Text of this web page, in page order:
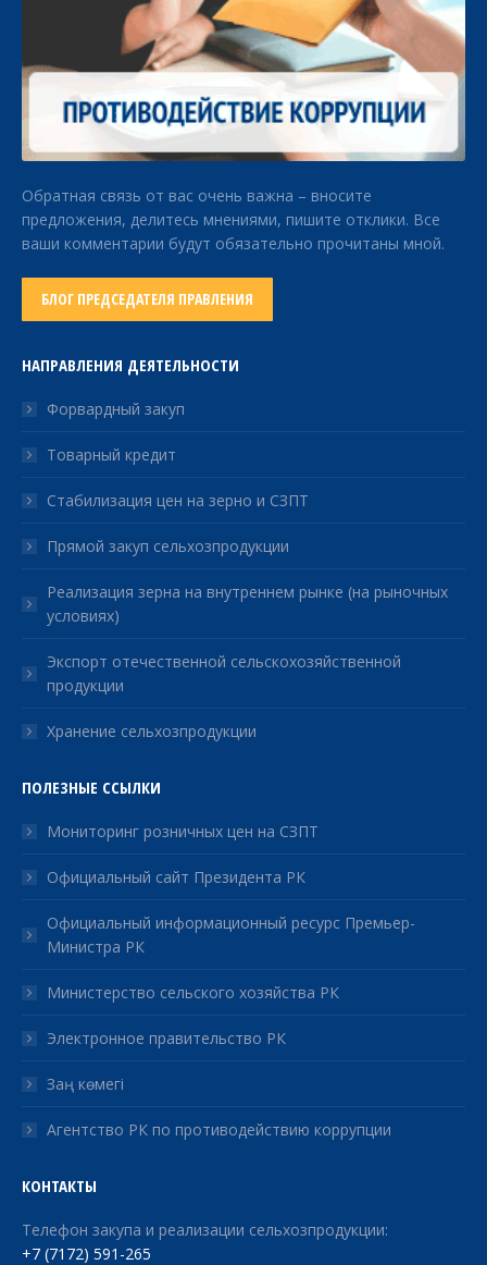
Обратная связь от вас очень важна – вносите
предложения, делитесь мнениями, пишите отклики. Все
ваши комментарии будут обязательно прочитаны мной.
БЛОГ ПРЕДСЕДАТЕЛЯ ПРАВЛЕНИЯ
НАПРАВЛЕНИЯ ДЕЯТЕЛЬНОСТИ
Форвардный закуп
Товарный кредит
Стабилизация цен на зерно и СЗПТ
Прямой закуп сельхозпродукции
Реализация зерна на внутреннем рынке (на рыночных
условиях)
Экспорт отечественной сельскохозяйственной
продукции
Хранение сельхозпродукции
ПОЛЕЗНЫЕ ССЫЛКИ
Мониторинг розничных цен на СЗПТ
Официальный сайт Президента РК
Официальный информационный ресурс Премьер-
Министра РК
Министерство сельского хозяйства РК
Электронное правительство РК
Заң көмегі
Агентство РК по противодействию коррупции
КОНТАКТЫ
Телефон закупа и реализации сельхозпродукции:
+7 (7172) 591-265